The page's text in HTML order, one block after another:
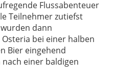
Flussabenteuer
Teilnehmer zutiefst
dann
bei einer halben
Bier eingehend
einer baldigen